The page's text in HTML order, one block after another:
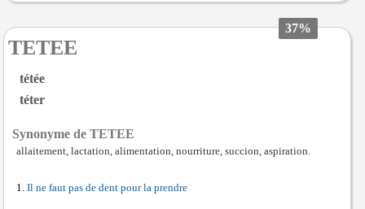
37%
TETEE
tétée
téter
Synonyme de TETEE
allaitement, lactation, alimentation, nourriture, succion, aspiration.
Il ne faut pas de dent pour la prendre